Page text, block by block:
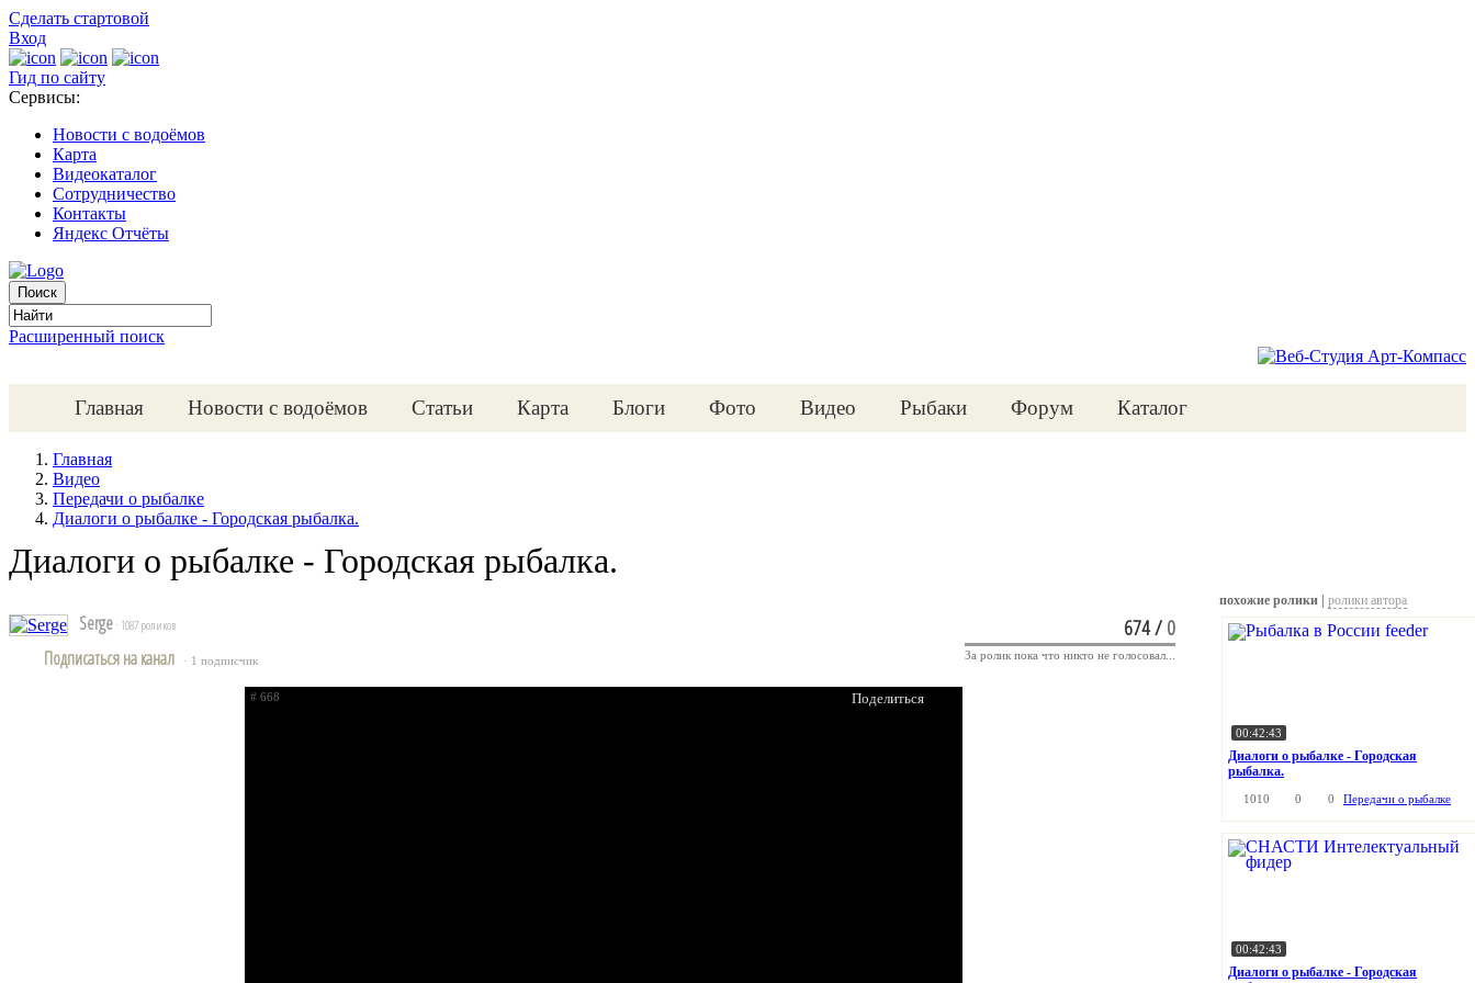
Сделать стартовой
Вход
Гид по сайту
Сервисы:
Новости с водоёмов
Карта
Видеокаталог
Сотрудничество
Контакты
Яндекс Отчёты
Расширенный поиск
Главная Новости с водоёмов Статьи Карта Блоги Фото Видео Рыбаки Форум Каталог
Главная
Видео
Передачи о рыбалке
Диалоги о рыбалке - Городская рыбалка.
Диалоги о рыбалке - Городская рыбалка.
Serge · 1087 роликов
Подписаться на канал · 1 подписчик
# 668 Поделиться
674/0
За ролик пока что никто не голосовал...
похожие ролики | ролики автора
00:42:43
Диалоги о рыбалке - Городская
рыбалка.
1010 0 0 Передачи о рыбалке
00:42:43
Диалоги о рыбалке - Городская